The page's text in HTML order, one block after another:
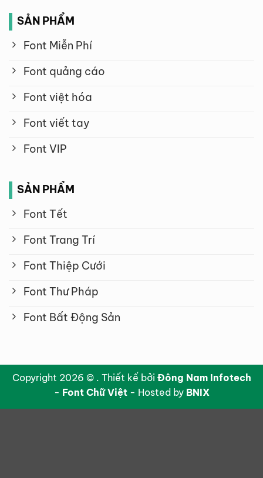
SẢN PHẨM
Font Miễn Phí
Font quảng cáo
Font việt hóa
Font viết tay
Font VIP
SẢN PHẨM
Font Tết
Font Trang Trí
Font Thiệp Cưới
Font Thư Pháp
Font Bất Động Sản
Copyright 2026 © . Thiết kế bởi Đông Nam Infotech
- Font Chữ Việt- Hosted by BNIX